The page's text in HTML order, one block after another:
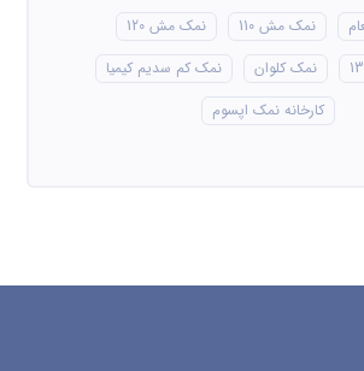
نمک مش 110
نمک مش 120
نمک کلوان
نمک کم سدیم کیمیا
کارخانه نمک اپسوم